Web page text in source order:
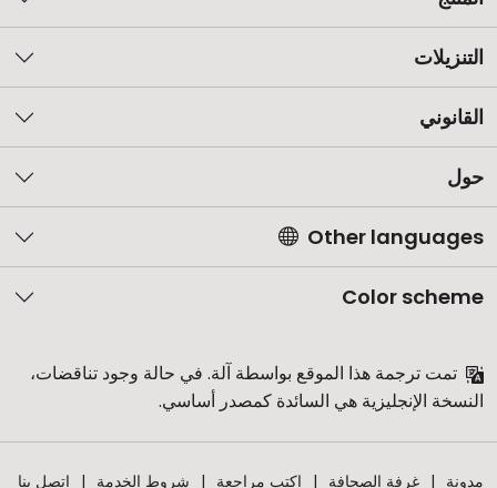
التنزيلات
القانوني
حول
Other languages
Color scheme
تمت ترجمة هذا الموقع بواسطة آلة. في حالة وجود تناقضات،
النسخة الإنجليزية هي السائدة كمصدر أساسي.
مدونة غرفة الصحافة اكتب مراجعة شروط الخدمة اتصل بنا